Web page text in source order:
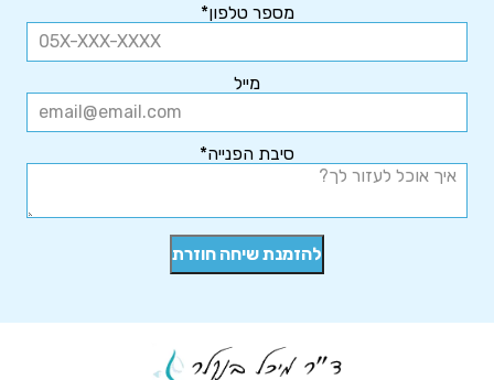
מספר טלפון*
מייל
סיבת הפנייה*